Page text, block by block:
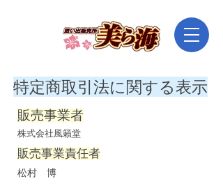
特定商取引法に関する表示
販売事業者
株式会社風籟堂
販売事業責任者
松村 博